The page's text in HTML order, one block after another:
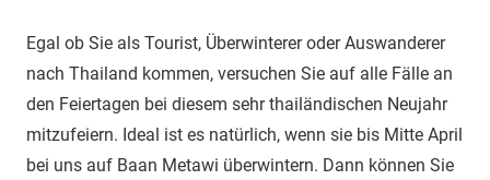
Egal ob Sie als Tourist, Überwinterer oder Auswanderer
nach Thailand kommen, versuchen Sie auf alle Fälle an
den Feiertagen bei diesem sehr thailändischen Neujahr
mitzufeiern. Ideal ist es natürlich, wenn sie bis Mitte April
bei uns auf Baan Metawi überwintern. Dann können Sie